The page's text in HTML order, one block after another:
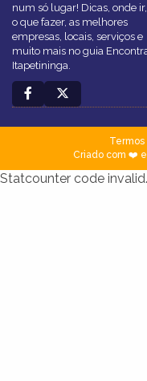
num só lugar! Dicas, onde ir,
o que fazer, as melhores
empresas, locais, serviços e
muito mais no guia
Itapetininga.
Termos|
Criado com ❤️ e
Statcounter code